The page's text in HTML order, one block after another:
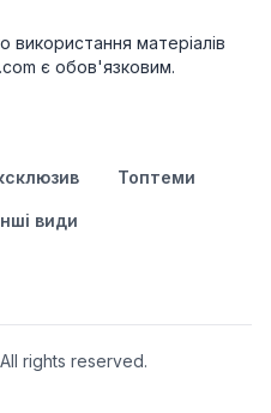
використання матеріалів
є обов'язковим.
Топтеми
види
rights reserved.